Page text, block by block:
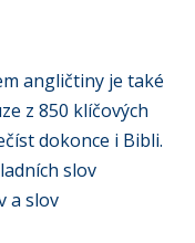
angličtiny je také
z 850 klíčových
dokonce i Bibli.
slov
a slov